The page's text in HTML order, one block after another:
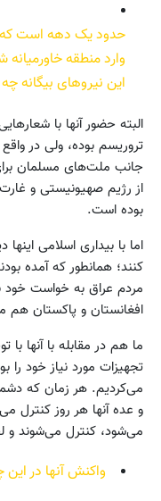
حدود یک دهه است که
وارد منطقه خاورمیانه
این نیروهای بیگانه
البته حضور آنها با
تروریسم بوده، ولی در
جانب ملت‌های مسلمان
از رژیم صهیونیستی و
بوده است.
اما با بیداری اسلامی
کنند؛ همانطور که آمده
مردم عراق به خواست خود
افغانستان و پاکستان هم
تجهیزات مورد نیاز خود
می‌کردیم. هر زمان که
و عده آنها هر روز کنترل
می‌شود، کنترل می‌شوند و
واکنش آنها در